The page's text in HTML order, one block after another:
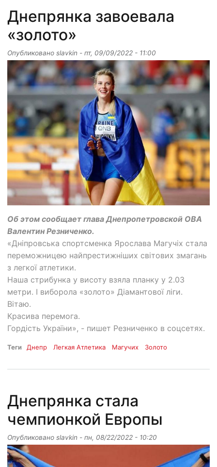
Днепрянка завоевала
«золото»
Опубликовано slavkin - пт, 09/09/2022 - 11:00
Об этом сообщает глава Днепропетровской ОВА
Валентин Резниченко.
«Дніпровська спортсменка Ярослава Магучіх стала
переможницею найпрестижніших світових змагань
з легкої атлетики.
Наша стрибунка у висоту взяла планку у 2.03
метри. І виборола «золото» Діамантової ліги.
Вітаю.
Красива перемога.
Гордість України», - пишет Резниченко в соцсетях.
Теги Днепр Легкая Атлетика Магучих Золото
Днепрянка стала
чемпионкой Европы
Опубликовано slavkin - пн, 08/22/2022 - 10:20